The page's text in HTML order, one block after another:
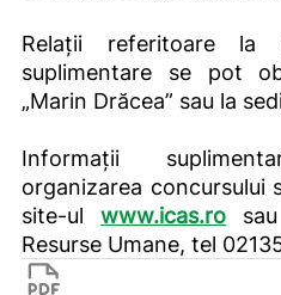
Relații referitoare la
suplimentare se pot
„Marin Drăcea” sau la
Informații
organizarea concursului
site-ulwww.icas.ro
Resurse Umane, tel